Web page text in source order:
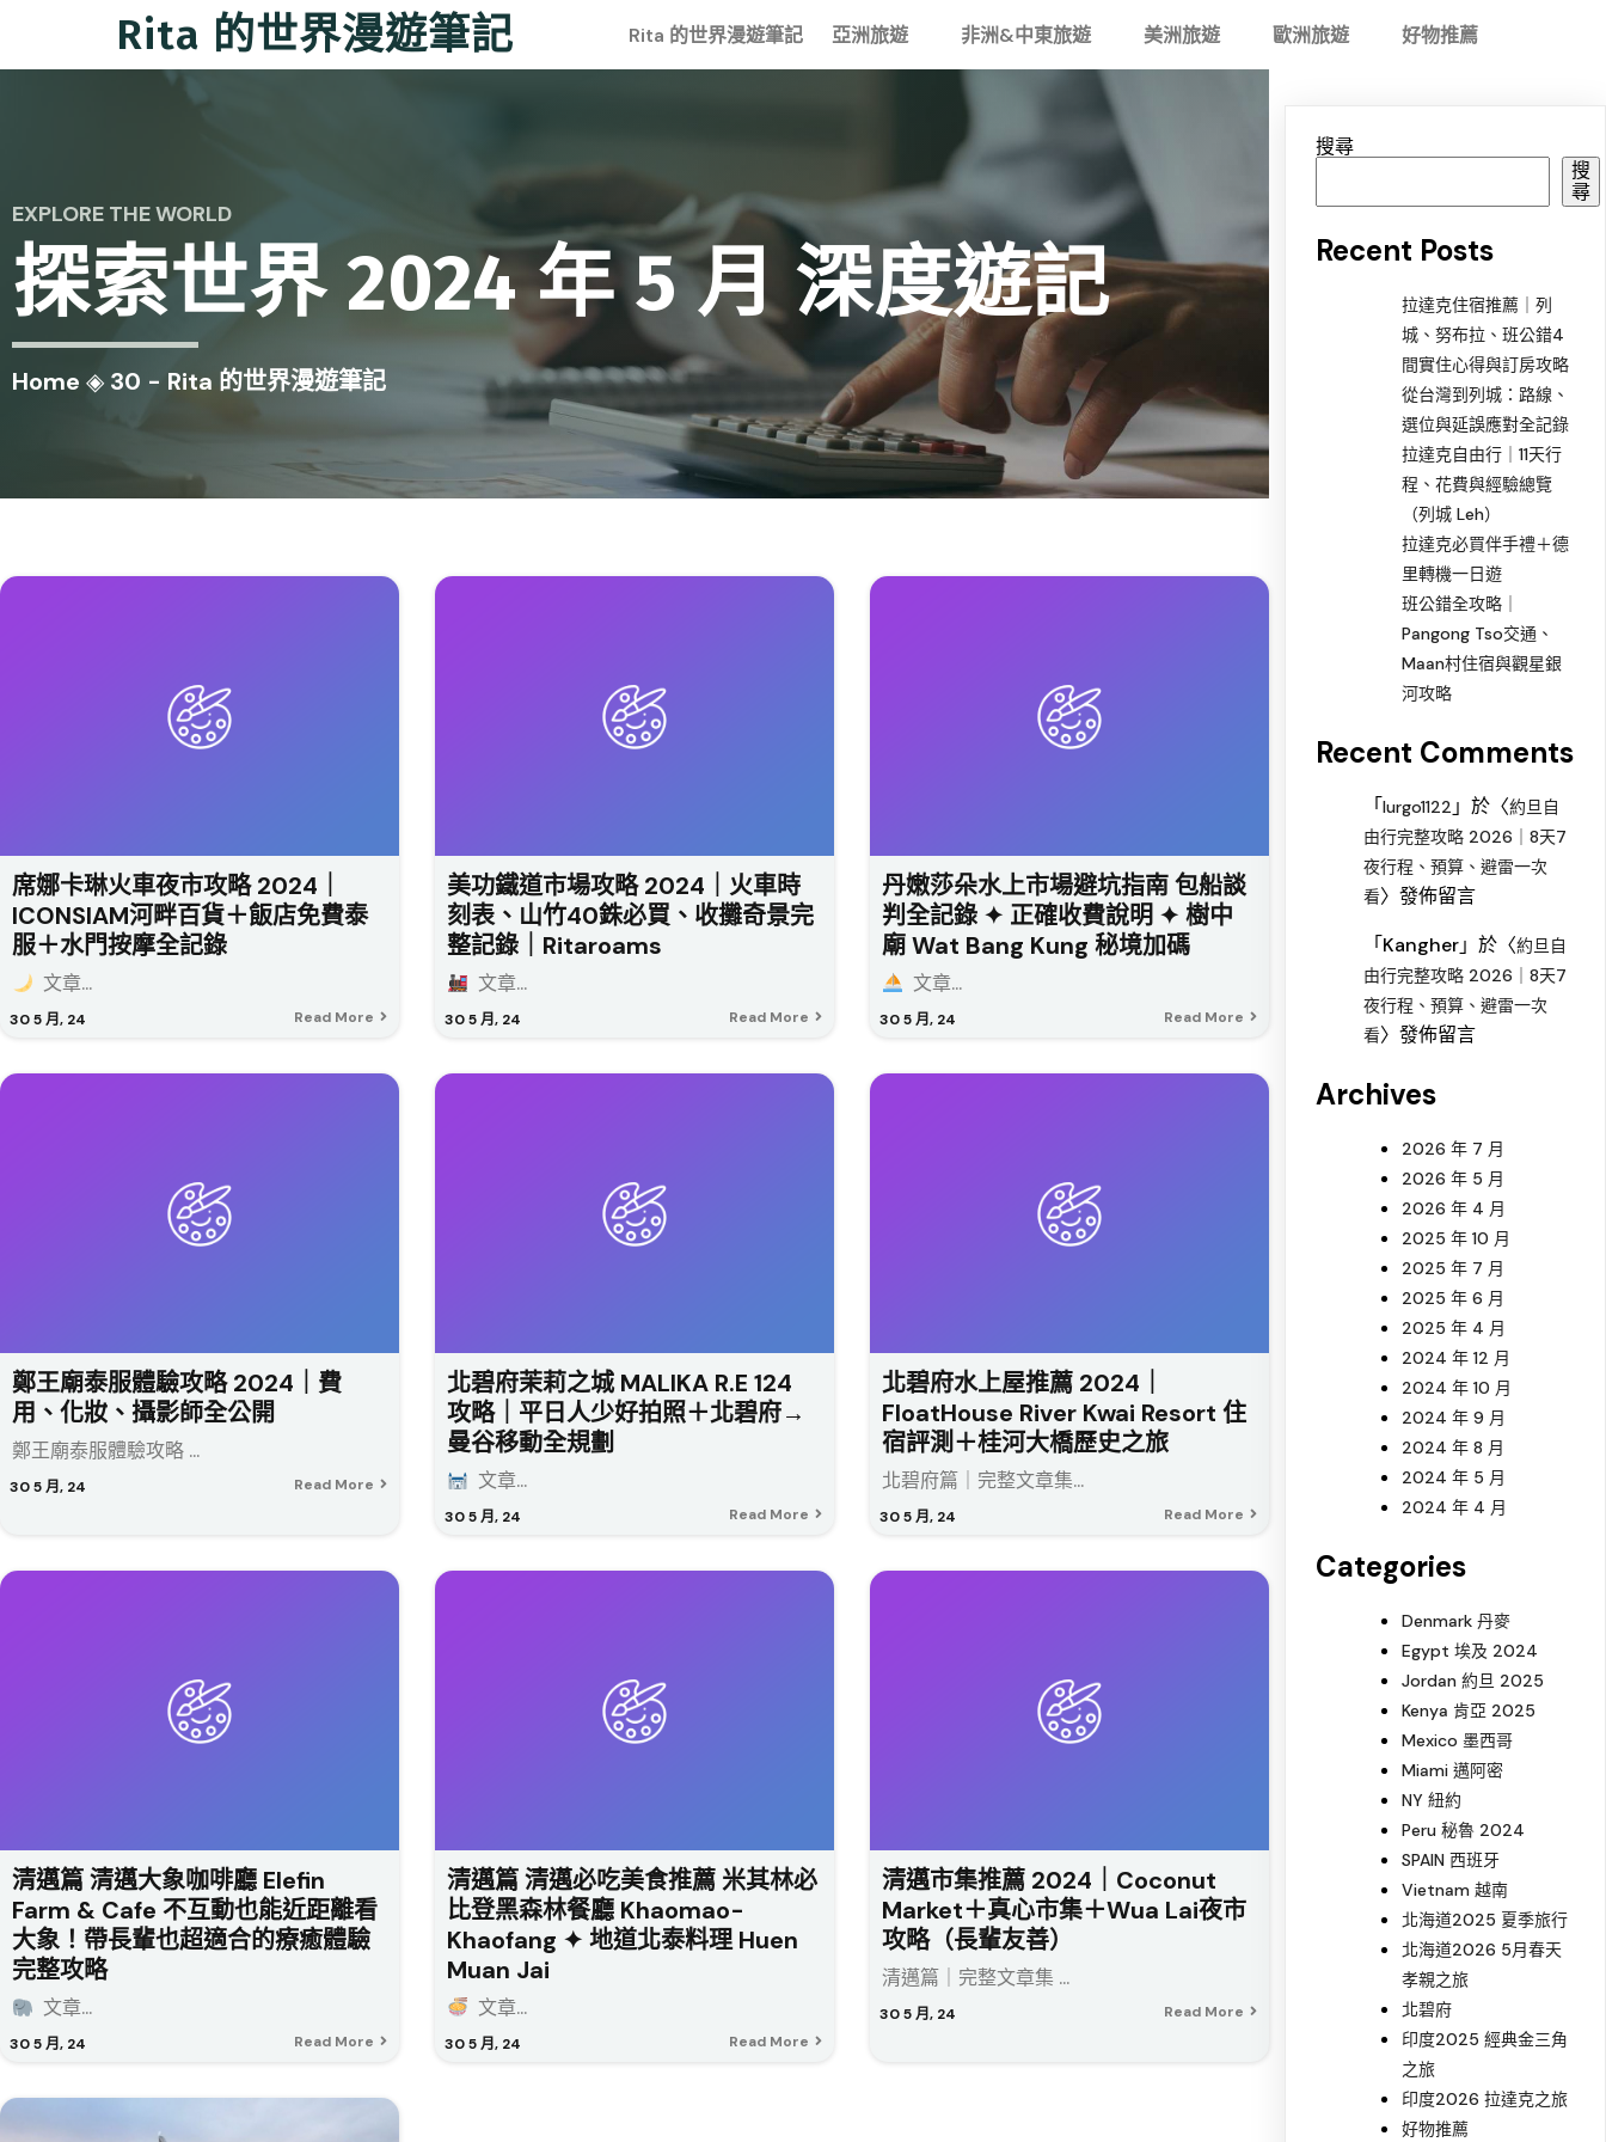
Rita 的世界漫遊筆記 Rita 的世界漫遊筆記 亞洲旅遊 非洲&中東旅遊 美洲旅遊 歐洲旅遊 好物推薦
EXPLORE THE WORLD
探索世界2024 年 5 月深度遊記
Home ◈ 30 - Rita 的世界漫遊筆記
席娜卡琳火車夜市攻略 2024｜
ICONSIAM河畔百貨＋飯店免費泰
服＋水門按摩全記錄
305 月, 24
文章...
Read More
美功鐵道市場攻略 2024｜火車時
刻表、山竹40銖必買、收攤奇景完
整記錄｜Ritaroams
305 月, 24
文章...
Read More
丹嫩莎朵水上市場避坑指南 包船談
判全記錄 ✦ 正確收費說明 ✦ 樹中
廟 Wat Bang Kung 秘境加碼
305 月, 24
文章...
Read More
鄭王廟泰服體驗攻略 2024｜費
用、化妝、攝影師全公開
305 月, 24
鄭王廟泰服體驗攻略 ...
Read More
北碧府茉莉之城 MALIKA R.E 124
攻略｜平日人少好拍照＋北碧府→
曼谷移動全規劃
305 月, 24
文章...
Read More
北碧府水上屋推薦 2024｜
FloatHouse River Kwai Resort 住
宿評測＋桂河大橋歷史之旅
305 月, 24
北碧府篇｜完整文章集...
Read More
清邁篇 清邁大象咖啡廳 Elefin
Farm & Cafe 不互動也能近距離看
大象！帶長輩也超適合的療癒體驗
完整攻略
305 月, 24
文章...
Read More
清邁篇 清邁必吃美食推薦 米其林必
比登黑森林餐廳 Khaomao-
Khaofang ✦ 地道北泰料理 Huen
Muan Jai
305 月, 24
文章...
Read More
清邁市集推薦 2024｜Coconut
Market＋真心市集＋Wua Lai夜市
攻略（長輩友善）
305 月, 24
清邁篇｜完整文章集 ...
Read More
搜尋
搜
尋
Recent Posts
拉達克住宿推薦｜列
城、努布拉、班公錯4
間實住心得與訂房攻略
從台灣到列城：路線、
選位與延誤應對全記錄
拉達克自由行｜11天行
程、花費與經驗總覽
（列城 Leh）
拉達克必買伴手禮＋德
里轉機一日遊
班公錯全攻略｜
Pangong Tso交通、
Maan村住宿與觀星銀
河攻略
Recent Comments
「lurgo1122 」於〈約旦自
由行完整攻略 2026｜8天7
夜行程、預算、避雷一次
看〉發佈留言
「Kangher」於〈約旦自
由行完整攻略 2026｜8天7
夜行程、預算、避雷一次
看〉發佈留言
Archives
2026 年 7 月
2026 年 5 月
2026 年 4 月
2025 年 10 月
2025 年 7 月
2025 年 6 月
2025 年 4 月
2024 年 12 月
2024 年 10 月
2024 年 9 月
2024 年 8 月
2024 年 5 月
2024 年 4 月
Categories
Denmark 丹麥
Egypt 埃及 2024
Jordan 約旦 2025
Kenya 肯亞 2025
Mexico 墨西哥
Miami 邁阿密
NY 紐約
Peru 秘魯 2024
SPAIN 西班牙
Vietnam 越南
北海道2025 夏季旅行
北海道2026 5月春天
孝親之旅
北碧府
印度2025 經典金三角
之旅
印度2026 拉達克之旅
好物推薦